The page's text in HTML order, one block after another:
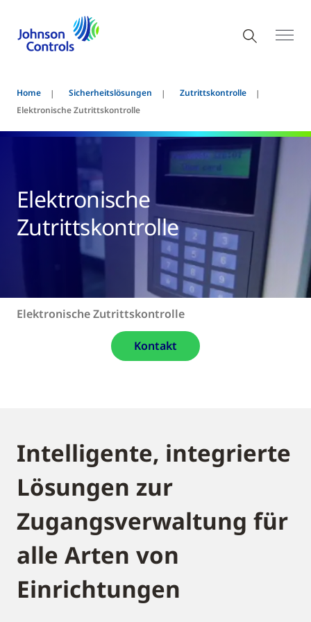
Home Sicherheitslösungen
Zutrittskontrolle
Elektronische Zutrittskontrolle
Elektronische
Zutrittskontrolle
Elektronische Zutrittskontrolle
Kontakt
Intelligente, integrierte
Lösungen zur
Zugangsverwaltung für
alle Arten von
Einrichtungen